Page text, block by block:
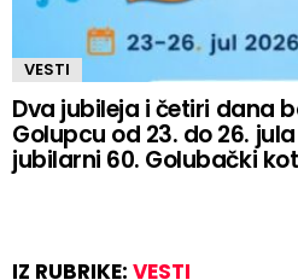
VESTI
Dva jubileja i četiri dana
Golupcu od 23. do 26.
jubilarni 60. Golubački
IZ RUBRIKE: VESTI